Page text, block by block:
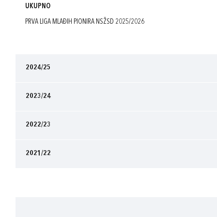
UKUPNO
PRVA LIGA MLAĐIH PIONIRA NSŽSD 2025/2026
2024/25
2023/24
2022/23
2021/22